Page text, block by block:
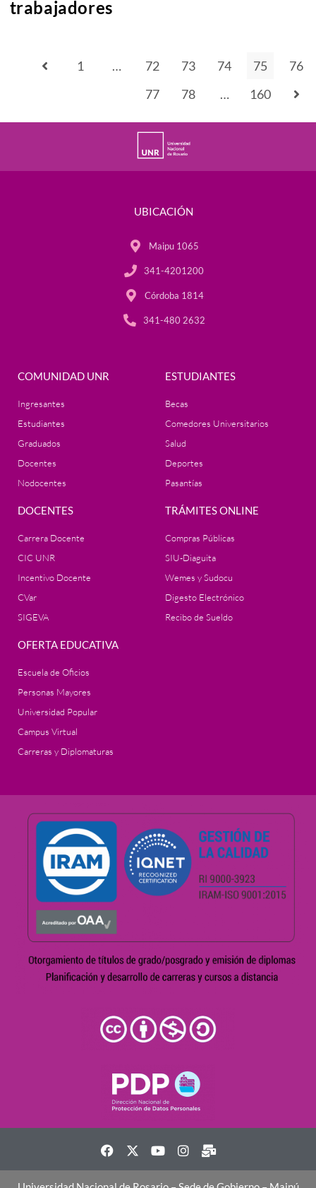
trabajadores
1 … 72 73 74 75
76
77
78 … 160
UBICACIÓN
Maipu 1065
341-4201200
Córdoba 1814
341-480 2632
COMUNIDAD UNR
Ingresantes
Estudiantes
Graduados
Docentes
Nodocentes
ESTUDIANTES
Becas
Comedores Universitarios
Salud
Deportes
Pasantías
DOCENTES
Carrera Docente
CIC UNR
Incentivo Docente
CVar
SIGEVA
TRÁMITES ONLINE
Compras Públicas
SIU-Diaguita
Wemes y Sudocu
Digesto Electrónico
Recibo de Sueldo
OFERTA EDUCATIVA
Escuela de Oficios
Personas Mayores
Universidad Popular
Campus Virtual
Carreras y Diplomaturas